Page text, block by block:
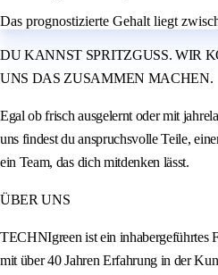
Das prognostizierte Gehalt liegt
DU KANNST SPRITZGUSS. WIR
UNS DAS ZUSAMMEN MACHEN.
Egal ob frisch ausgelernt oder mit
uns findest du anspruchsvolle Teile,
ein Team, das dich mitdenken lässt.
ÜBER UNS
TECHNIgreen ist ein inhabergeführtes
mit über 40 Jahren Erfahrung in der